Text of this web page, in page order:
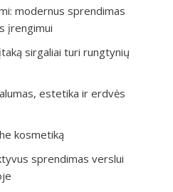
modernus sprendimas
įrengimui
sirgaliai turi rungtynių
estetika ir erdvės
kosmetiką
sprendimas verslui